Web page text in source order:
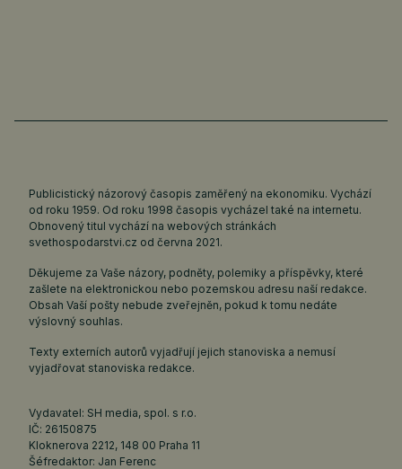
Publicistický názorový časopis zaměřený na ekonomiku. Vychází
od roku 1959. Od roku 1998 časopis vycházel také na internetu.
Obnovený titul vychází na webových stránkách
svethospodarstvi.cz od června 2021.
Děkujeme za Vaše názory, podněty, polemiky a příspěvky, které
zašlete na elektronickou nebo pozemskou adresu naší redakce.
Obsah Vaší pošty nebude zveřejněn, pokud k tomu nedáte
výslovný souhlas.
Texty externích autorů vyjadřují jejich stanoviska a nemusí
vyjadřovat stanoviska redakce.
Vydavatel: SH media, spol. s r.o.
IČ: 26150875
Kloknerova 2212, 148 00 Praha 11
Šéfredaktor: Jan Ferenc